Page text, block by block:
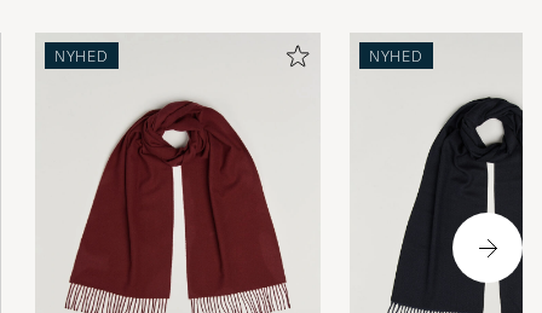
NYHED NYHED